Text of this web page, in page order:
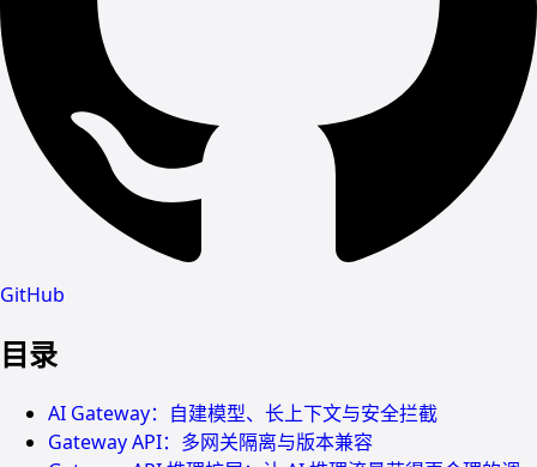
GitHub
目录
AI Gateway：自建模型、长上下文与安全拦截
Gateway API：多网关隔离与版本兼容